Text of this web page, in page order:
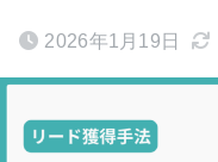
2026年1月19日